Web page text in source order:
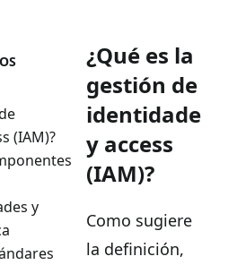
(IAM)?
y
¿Qué es la
gestión de
identidades
y access
(IAM)?
Como sugiere
la definición,